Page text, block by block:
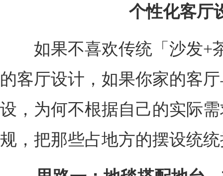
个性化客厅
如果不喜欢传统「沙发+
的客厅设计，如果你家的客
设，为何不根据自己的实际
规，把那些占地方的摆设统